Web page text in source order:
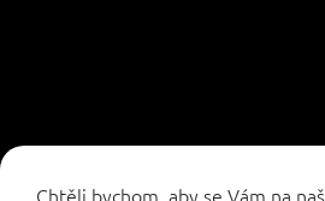
Chtěli bychom, aby se Vám na